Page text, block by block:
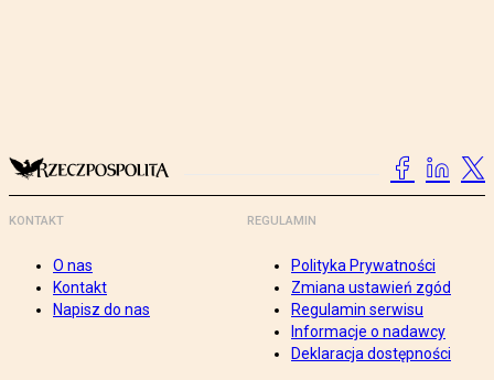
KONTAKT
O nas
Kontakt
Napisz do nas
REGULAMIN
Polityka Prywatności
Zmiana ustawień zgód
Regulamin serwisu
Informacje o nadawcy
Deklaracja dostępności